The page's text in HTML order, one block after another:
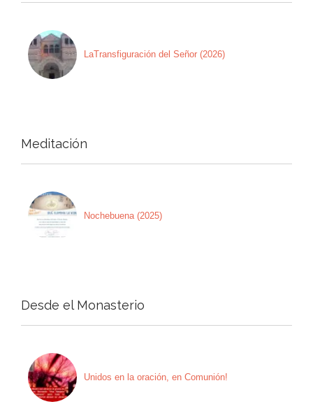
LaTransfiguración del Señor (2026)
Meditación
Nochebuena (2025)
Desde el Monasterio
Unidos en la oración, en Comunión!